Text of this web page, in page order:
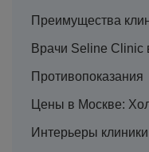
Преимущества
Врачи Seline
Противопоказания
Цены в Москве:
Интерьеры клиники